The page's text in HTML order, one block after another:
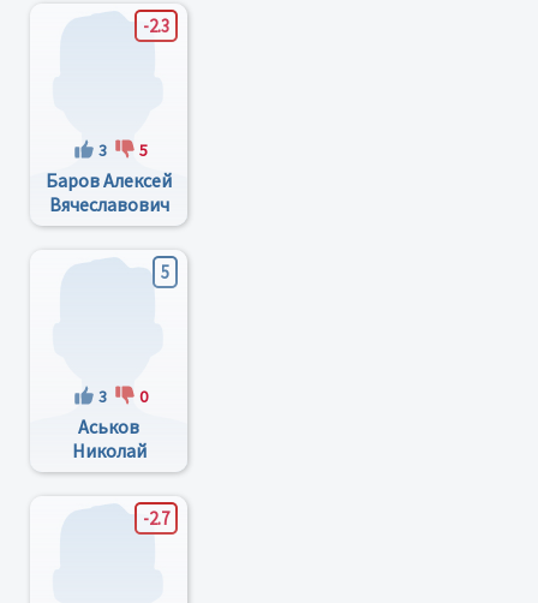
-2.3
3 5
Баров Алексей
Вячеславович
5
3 0
Аськов
Николай
Николаевич
-2.7